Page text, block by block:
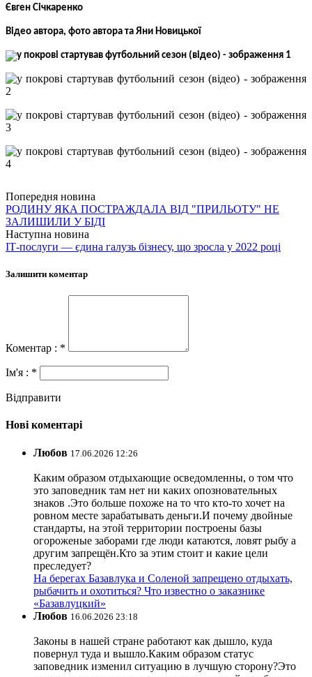
Євген Січкаренко
Відео автора, фото автора та Яни Новицької
Попередня новина
РОДИНУ ЯКА ПОСТРАЖДАЛА ВІД "ПРИЛЬОТУ" НЕ
ЗАЛИШИЛИ У БІДІ
Наступна новина
ІТ-послуги — єдина галузь бізнесу, що зросла у 2022 році
Залишити коментар
Коментар : *
Ім'я : *
Відправити
Нові коментарі
Любов 17.06.2026 12:26
Каким образом отдыхающие осведомленны, о том что
это заповедник там нет ни каких опозновательных
знаков .Это больше похоже на то что кто-то хочет на
ровном месте зарабатывать деньги.И почему двойные
стандарты, на этой территории построены базы
огороженые заборами где люди катаются, ловят рыбу а
другим запрещён.Кто за этим стоит и какие цели
преследует?
На берегах Базавлука и Соленой запрещено отдыхать,
рыбачить и охотиться? Что известно о заказнике
«Базавлуцкий»
Любов 16.06.2026 23:18
Законы в нашей стране работают как дышло, куда
повернул туда и вышло.Каким образом статус
заповедник изменил ситуацию в лучшую сторону?Это